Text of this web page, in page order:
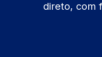
direto, com